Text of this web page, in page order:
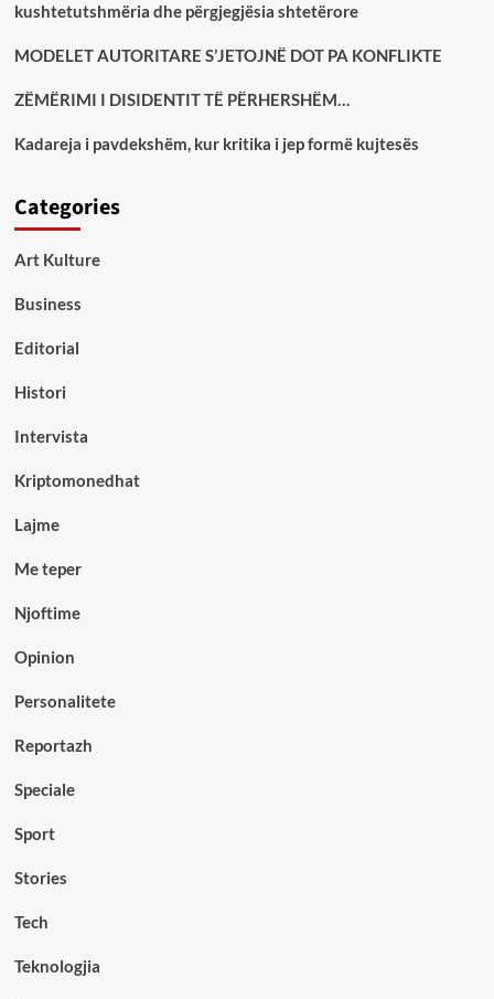
kushtetutshmëria dhe përgjegjësia shtetërore
MODELET AUTORITARE S’JETOJNË DOT PA KONFLIKTE
ZËMËRIMI I DISIDENTIT TË PËRHERSHËM…
Kadareja i pavdekshëm, kur kritika i jep formë kujtesës
Categories
Art Kulture
Business
Editorial
Histori
Intervista
Kriptomonedhat
Lajme
Me teper
Njoftime
Opinion
Personalitete
Reportazh
Speciale
Sport
Stories
Tech
Teknologjia